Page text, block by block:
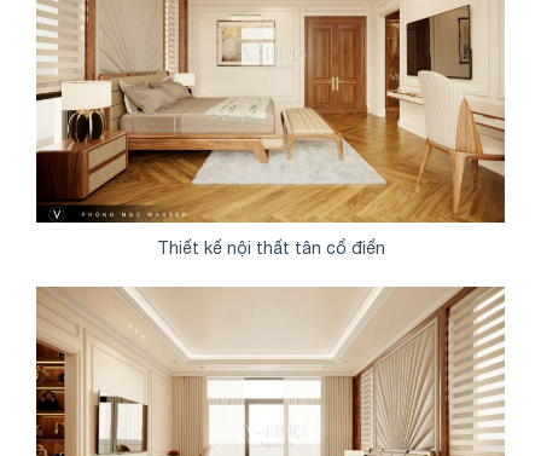
Share
Thiết kế nội thất tân cổ điển